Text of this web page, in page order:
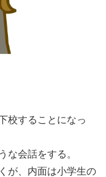
校することになっ
な会話をする。
が、内面は小学生の